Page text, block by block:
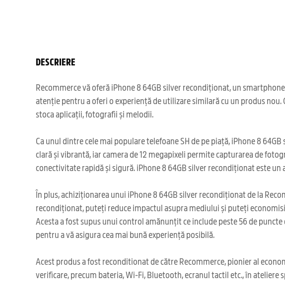
DESCRIERE
Recommerce vă oferă iPhone 8 64GB silver recondiționat, un
atenție pentru a oferi o experiență de utilizare similară cu un produs
stoca aplicații, fotografii și melodii.
Ca unul dintre cele mai populare telefoane SH de pe piață, iPhone 8
clară și vibrantă, iar camera de 12 megapixeli permite capturarea de
conectivitate rapidă și sigură. iPhone 8 64GB silver recondiționat este
În plus, achiziționarea unui iPhone 8 64GB silver recondiționat de la
recondiționat, puteți reduce impactul asupra mediului și puteți
Acesta a fost supus unui control amănunțit ce include peste 56 de
pentru a vă asigura cea mai bună experiență posibilă.
Acest produs a fost reconditionat de către Recommerce, pionier al
verificare, precum bateria, Wi-Fi, Bluetooth, ecranul tactil etc., în ateliere